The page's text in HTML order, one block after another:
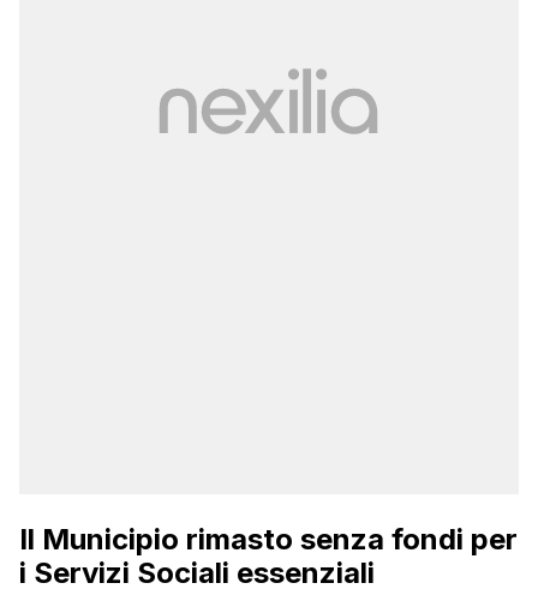
Il Municipio rimasto senza fondi per
i Servizi Sociali essenziali